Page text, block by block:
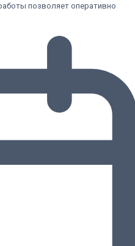
позволяет оперативно